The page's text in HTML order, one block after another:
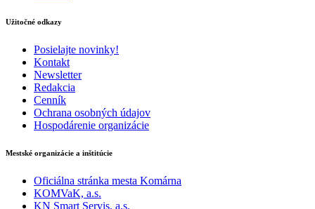
Užitočné odkazy
Posielajte novinky!
Kontakt
Newsletter
Redakcia
Cenník
Ochrana osobných údajov
Hospodárenie organizácie
Mestské organizácie a inštitúcie
Oficiálna stránka mesta Komárna
KOMVaK, a.s.
KN Smart Servis, a.s.